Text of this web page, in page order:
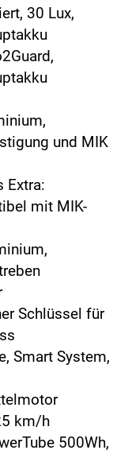
30 Lux,
und MIK
Extra:
mit MIK-
Schlüssel für
Smart System,
km/h
500Wh,